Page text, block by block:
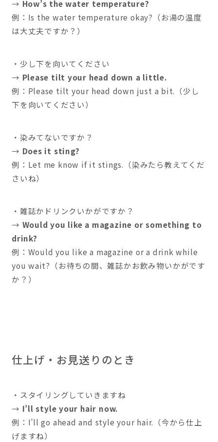
→ How’s the water temperature?
例：Is the water temperature okay?（お湯の温度
は大丈夫ですか？）
・少し下を向いてください
→ Please tilt your head down a little.
例：Please tilt your head down just a bit.（少し
下を向いてください）
・染みてないですか？
→ Does it sting?
例：Let me know if it stings.（染みたら教えてくだ
さいね）
・雑誌かドリンクいかがですか？
→ Would you like a magazine or something to
drink?
例：Would you like a magazine or a drink while
you wait?（お待ちの間、雑誌かお飲み物いかがです
か？）
仕上げ・お見送りのとき
・スタイリングしていきますね
→ I’ll style your hair now.
例：I’ll go ahead and style your hair.（今から仕上
げますね）